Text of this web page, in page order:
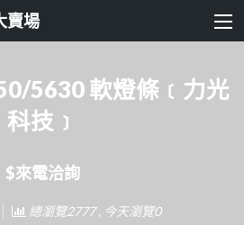
賣場
5630 軟燈條﹝力光
科技﹞
$來電洽詢
總瀏覽2777 , 今天瀏覽0